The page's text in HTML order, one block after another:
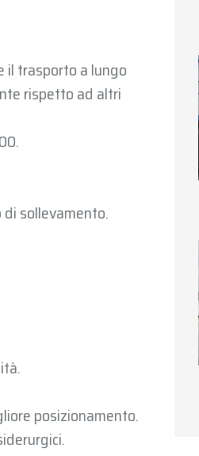
il trasporto a lungo
rispetto ad altri
sollevamento.
posizionamento.